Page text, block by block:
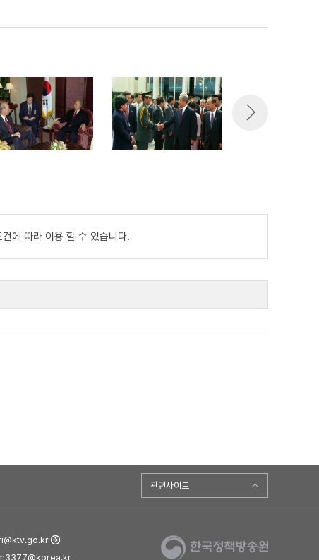
에 따라 이용 할 수 있습니다.
관련사이트